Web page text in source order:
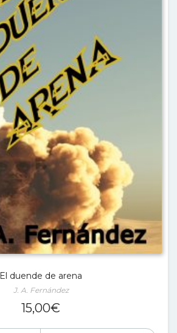
El duende de arena
J. A. Fernández
15,00€